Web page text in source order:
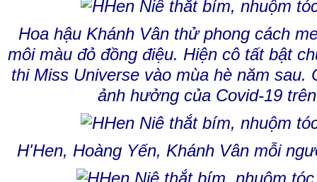
Hoa hậu Khánh Vân thử phong cách
môi màu đỏ đồng điệu. Hiện cô tất bật
thi Miss Universe vào mùa hè năm sau.
ảnh hưởng của Covid-19
H'Hen, Hoàng Yến, Khánh Vân mỗi